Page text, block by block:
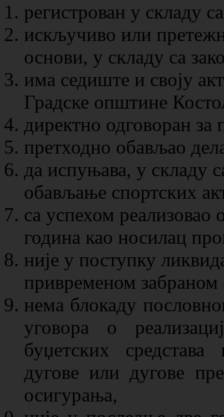
регистрован у складу
искључиво или
основи, у складу са
има седиште и своју
Градске општине
директно одговоран
претходно обављао
да испуњава, у складу
обављање спортских
са успехом
година као носилац
није у поступку
привременом
нема блокаду
уговора о
буџетских
дугове или дугове
осигурања,